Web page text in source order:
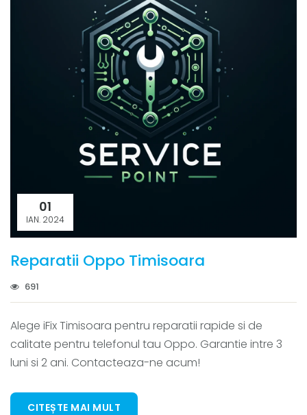
01
IAN. 2024
Reparatii Oppo Timisoara
691
Alege iFix Timisoara pentru reparatii rapide si de
calitate pentru telefonul tau Oppo. Garantie intre 3
luni si 2 ani. Contacteaza-ne acum!
CITEȘTE MAI MULT